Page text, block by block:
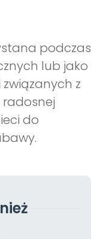
podczas
lub jako
z
radosnej
do